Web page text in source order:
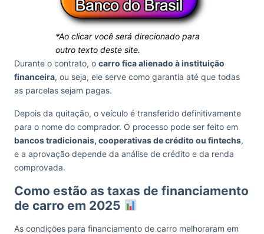
*Ao clicar você será direcionado para
outro texto deste site.
Durante o contrato, o carro fica alienado à instituição
financeira, ou seja, ele serve como garantia até que todas
as parcelas sejam pagas.
Depois da quitação, o veículo é transferido definitivamente
para o nome do comprador. O processo pode ser feito em
bancos tradicionais, cooperativas de crédito ou fintechs,
e a aprovação depende da análise de crédito e da renda
comprovada.
Como estão as taxas de financiamento
de carro em 2025
As condições para financiamento de carro melhoraram em